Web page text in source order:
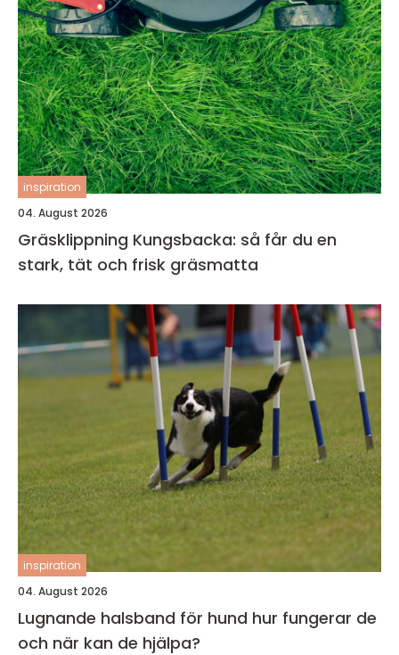
inspiration
04. August 2026
Gräsklippning Kungsbacka: så får du en
stark, tät och frisk gräsmatta
inspiration
04. August 2026
Lugnande halsband för hund hur fungerar de
och när kan de hjälpa?